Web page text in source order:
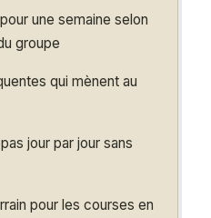
une semaine selon
groupe
qui mènent au
jour par jour sans
pour les courses en